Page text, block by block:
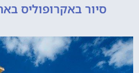
באקרופוליס באתונה